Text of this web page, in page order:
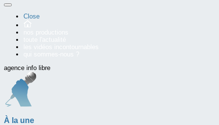
Close
agence info libre
À la une